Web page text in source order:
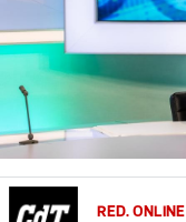
RED. ONLINE